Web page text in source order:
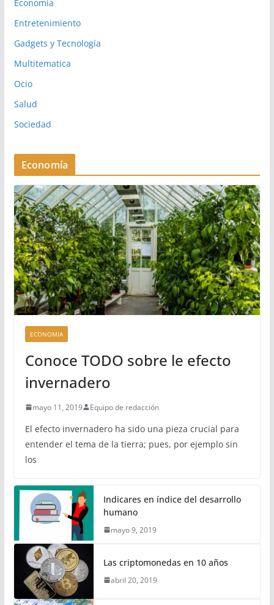
Economia
Entretenimiento
Gadgets y Tecnología
Multitematica
Ocio
Salud
Sociedad
Economía
ECONOMIA
Conoce TODO sobre le efecto
invernadero
mayo 11, 2019 Equipo de redacción
El efecto invernadero ha sido una pieza crucial para
entender el tema de la tierra; pues, por ejemplo sin
los
Indicares en índice del desarrollo
humano
mayo 9, 2019
Las criptomonedas en 10 años
abril 20, 2019